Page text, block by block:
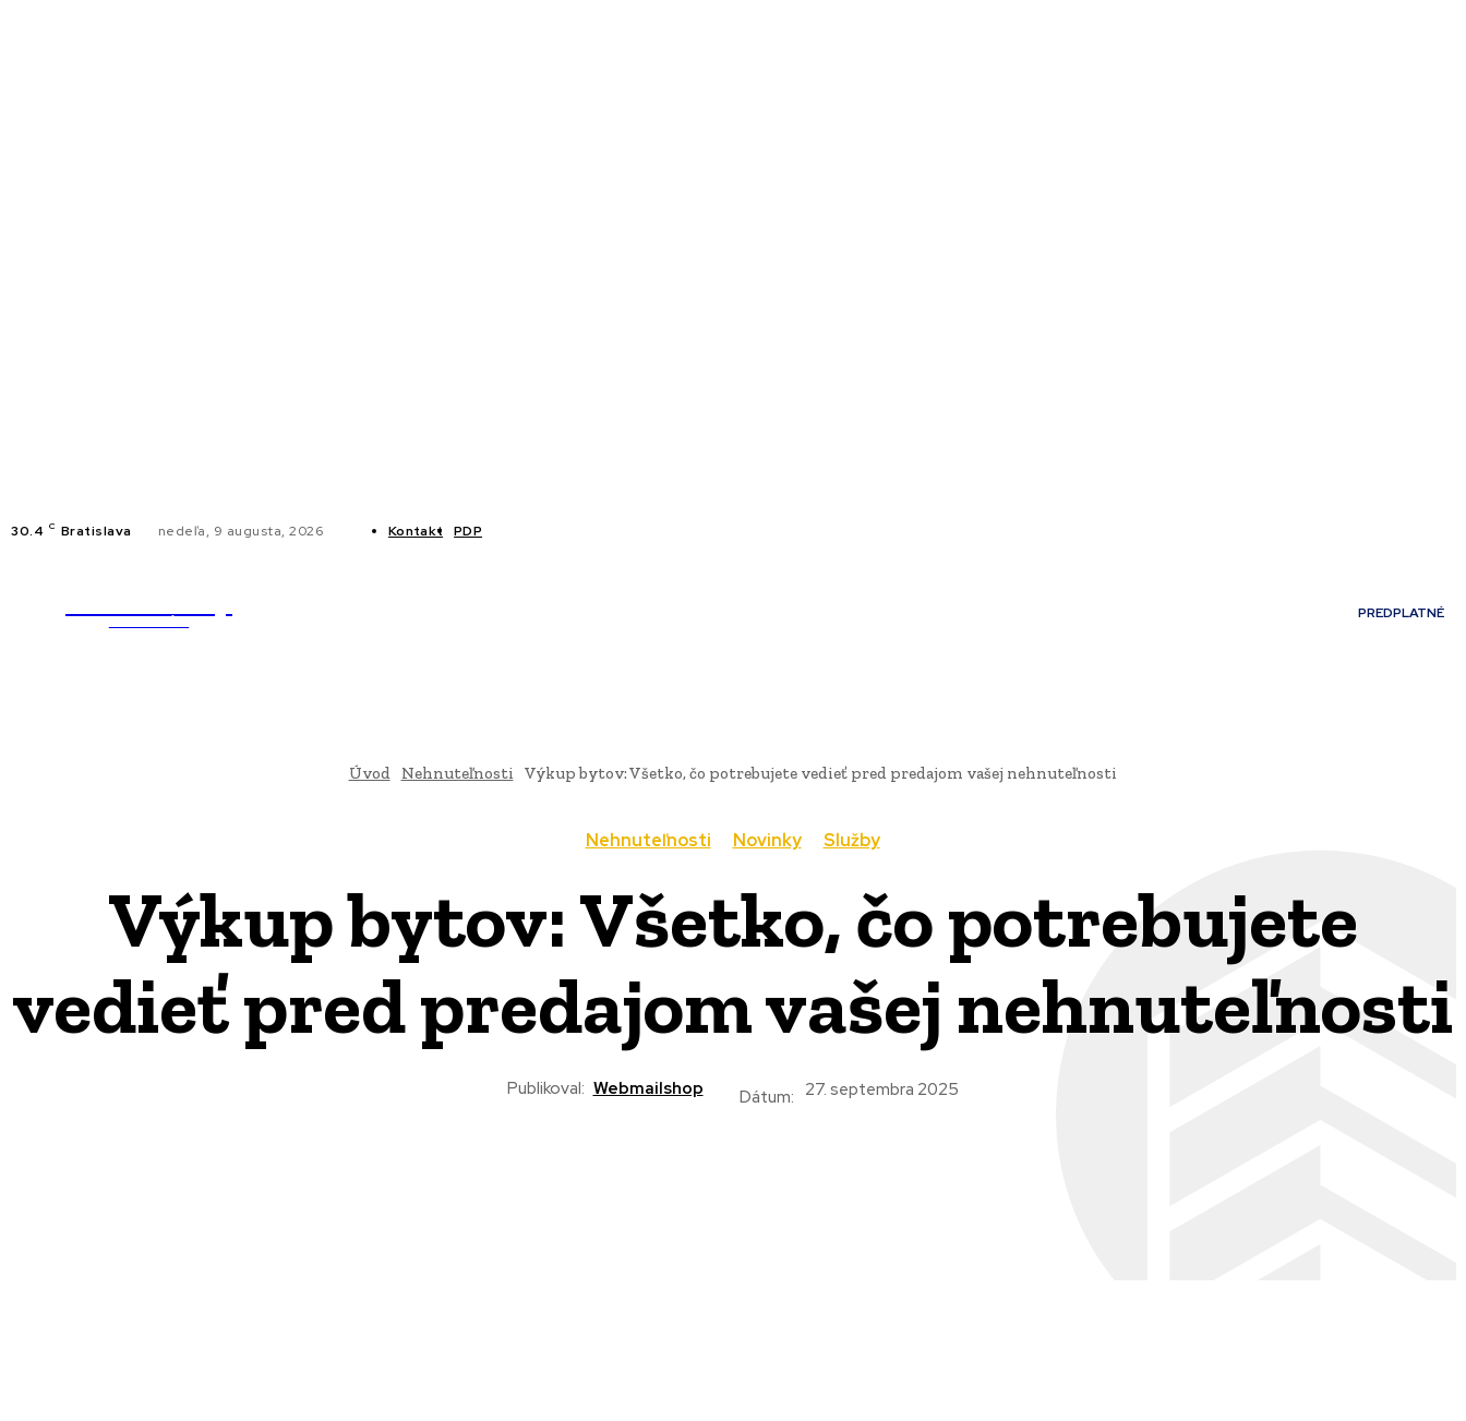
30.4 C Bratislava nedeľa, 9 augusta, 2026 Kontakt PDP
PREDPLATNÉ
Úvod Nehnuteľnosti Výkup bytov: Všetko, čo potrebujete vedieť pred predajom vašej nehnuteľnosti
Nehnuteľnosti Novinky Služby
Výkup bytov: Všetko, čo potrebujete
vedieť pred predajom vašej nehnuteľnosti
Publikoval: Webmailshop Dátum: 27. septembra 2025